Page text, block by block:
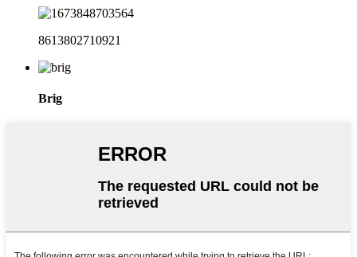
8613802710921
Brig